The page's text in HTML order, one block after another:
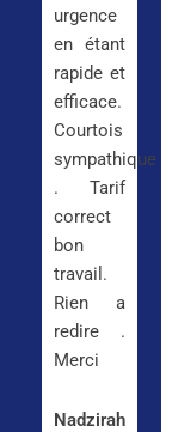
urgence
en étant
rapide et
efficace.
Courtois
sympathique
. Tarif
correct
bon
travail.
Rien a
redire .
Merci
Nadzirah